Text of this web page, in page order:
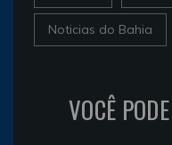
Noticias do Bahia
VOCÊ